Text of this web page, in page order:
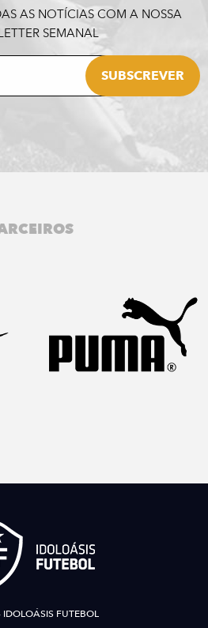
AS NOTÍCIAS COM A NOSSA
SEMANAL
FUTEBOL